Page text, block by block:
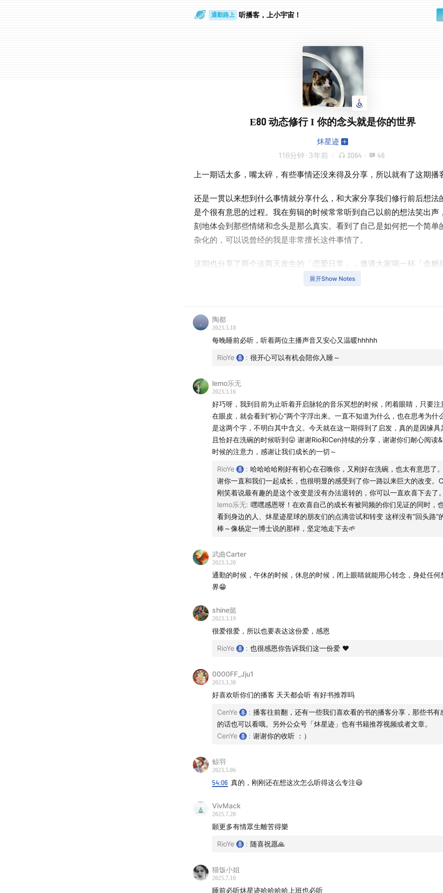
眼睛好累 听播客，上小宇宙！
E80 动态修行 I 你的念头就是你的世界
炑星迹
116分钟 · 3年前 3064 · 46
上一期话太多，嘴太碎，有些事情还没来得及分享，所以就有了这期播
还是一贯以来想到什么事情就分享什么，和大家分享我们修行前后想法
是个很有意思的过程。我在剪辑的时候常常听到自己以前的想法笑出声
刻地体会到那些情绪和念头是那么真实。看到了自己是如何把一个简单
杂化的，可以说曾经的我是非常擅长这件事情了。
这期也分享了两个这两天发生的「恋爱日常」，邀请大家喝一杯「含糖
特饮」。大家听完可能会发现，我们用的「方法」都是类似的，也完全
聊着聊着很意外地带出了「菩提心」这个词，也邀请了慈诚罗珠堪布和
的文字为我们开示，什么是菩提心。原本我担心这个概念会不会对于没
学的播友来说，有点不是很好接受，想剪掉一部分。神奇的事情是：在
我听到了录音中聊起「大家可能还暂时不能理解这个观念，想要剪掉一
说的词有点杂音，但是大师们的开示完全无杂音）
我想，这也是在提醒我，大家也准备好了，一切都是我的念头。
感谢阳光、风、大地和植物们
感谢遇到的每一个人、事、动物们
感谢录制和剪辑的硬件设备
感谢你们的收听和分享
Cen 2023.03.16
感谢大家阅读 Rio 还是一定要整理的时间戳 ：
00:00【00 感谢 Cen 陪我重录一遍开头】
02:39【02 搭乘公交车的心境改变：你希望别人多一份欢喜的时候，
收获了内心的欢喜】
14:08【03 在禅寺冥想：源源不断的念头和来打招呼的猫咪】
17:20【04 一个困惑：为什么我们听见所有的环境音却听不见大地的声
19:45【05 另一个困惑：为什么大家都在寺庙烧香拜佛却很少打坐冥
27:25 【06 为什么说烦恼即是菩提？】
【08 Cen 理解的什么是真正的接纳？】
42:13【09 场景重现：喝不完的冰咖啡和迷失在念头里的我们】
49:19【11 迷雾中的航灯：我们重新理解了什么是初心】
53:26【12 一个暂停：播客听到这里你心里是什么样的感受？】
54:24【13 一些情感里的小事：我们的感情里为什么很少有争执和抱
1:03:19【14 谈恋爱到底是应该用理性还是用感性？】
1:09:02 【15 Cen 最近和妈妈的一次通话：幸福是可以被感受到的】
1:26:19【16 心保和尚：全世界有80亿人，有没有一个人可以替你吃饭
1:28:39【17 一个小小的思想实验：烦恼俱乐部】
1:36:45【19 为什么我们有解决不完的问题，一个接着一个？】
1:39:20 【20 我们永远是搬运工：你的动态修行是什么样子的？】
展开Show Notes
陶都
2023.3.18
每晚睡前必听，听着两位主播声音又安心又温暖hhhhh
RioYe : 很开心可以有机会陪你入睡～
lemo乐无
2023.3.16
好巧呀，我到目前为止听着开启脉轮的音乐冥想的时候，闭着眼睛，只要注
在眼皮，就会看到“初心”两个字浮出来。一直不知道为什么，也在思考为什
是这两个字，不明白其中含义。今天就在这一期得到了启发，真的是因缘具足
且恰好在洗碗的时候听到😛 谢谢Rio和Cen持续的分享，谢谢你们耐心阅读&回复评论
时候的注意力，感谢让我们成长的一切～
RioYe : 哈哈哈哈刚好有初心在召唤你，又刚好在洗碗，也太有意思了
谢你一直和我们一起成长，也很明显的感受到了你一路以来巨大的改变。
刚笑着说最有趣的是这个改变是没有办法退转的，你可以一直欢喜下去了
lemo乐无: 嘿嘿感恩呀！在欢喜自己的成长有被同频的你们见证的同时，
看到身边的人、炑星迹星球的朋友们的点滴尝试和转变 这样没有“回头路”
棒～像杨定一博士说的那样，坚定地走下去🌱
武曲Carter
2023.3.20
通勤的时候，午休的时候，休息的时候，闭上眼睛就能用心转念，身处任何
界😁
shine懿
2023.3.19
很爱很爱，所以也要表达这份爱，感恩
RioYe : 也很感恩你告诉我们这一份爱 ❤️
0000FF_Jju1
2023.3.30
好喜欢听你们的播客 天天都会听 有好书推荐吗
CenYe : 播客往前翻，还有一些我们喜欢看的书的播客分享，那些书有
的话也可以看哦。另外公众号「炑星迹」也有书籍推荐视频或者文章。
CenYe
: 谢谢你的收听 ：）
鲸羽
2023.5.06
54:06 真的，刚刚还在想这次怎么听得这么专注😃
VivMack
2025.7.20
願更多有情眾生離苦得樂
RioYe : 随喜祝愿🙏
猫饭小姐
2025.7.10
睡前必听炑星迹哈哈哈哈上班也必听